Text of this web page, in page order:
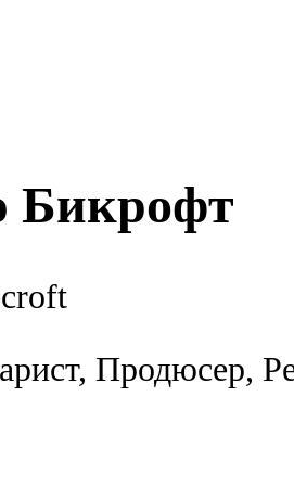
Бикрофт
Продюсер,